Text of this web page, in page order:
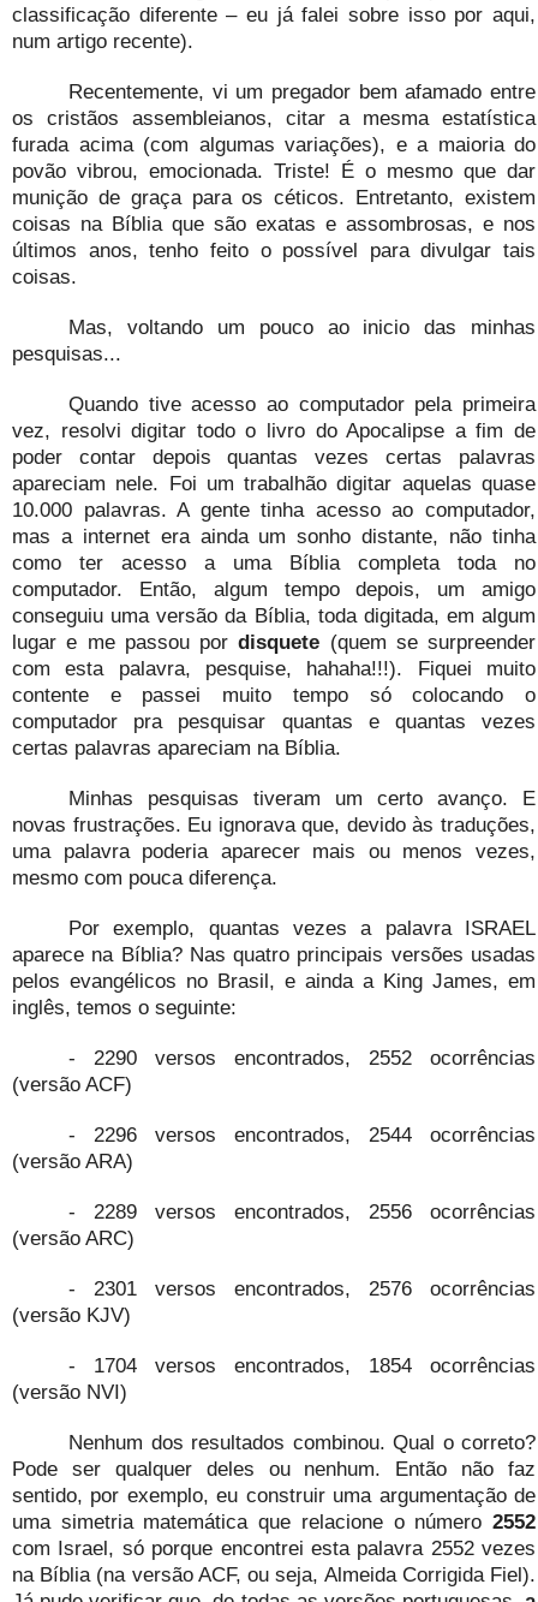
classificação diferente – eu já falei sobre isso por aqui,
num artigo recente).
Recentemente, vi um pregador bem afamado entre
os cristãos assembleianos, citar a mesma estatística
furada acima (com algumas variações), e a maioria do
povão vibrou, emocionada. Triste! É o mesmo que dar
munição de graça para os céticos. Entretanto, existem
coisas na Bíblia que são exatas e assombrosas, e nos
últimos anos, tenho feito o possível para divulgar tais
coisas.
Mas, voltando um pouco ao inicio das minhas
pesquisas...
Quando tive acesso ao computador pela primeira
vez, resolvi digitar todo o livro do Apocalipse a fim de
poder contar depois quantas vezes certas palavras
apareciam nele. Foi um trabalhão digitar aquelas quase
10.000 palavras. A gente tinha acesso ao computador,
mas a internet era ainda um sonho distante, não tinha
como ter acesso a uma Bíblia completa toda no
computador. Então, algum tempo depois, um amigo
conseguiu uma versão da Bíblia, toda digitada, em algum
lugar e me passou pordisquete (quem se surpreender
com esta palavra, pesquise, hahaha!!!). Fiquei muito
contente e passei muito tempo só colocando o
computador pra pesquisar quantas e quantas vezes
certas palavras apareciam na Bíblia.
Minhas pesquisas tiveram um certo avanço. E
novas frustrações. Eu ignorava que, devido às traduções,
uma palavra poderia aparecer mais ou menos vezes,
mesmo com pouca diferença.
Por exemplo, quantas vezes a palavra ISRAEL
aparece na Bíblia? Nas quatro principais versões usadas
pelos evangélicos no Brasil, e ainda a King James, em
inglês, temos o seguinte:
- 2290 versos encontrados, 2552 ocorrências
(versão ACF)
- 2296 versos encontrados, 2544 ocorrências
(versão ARA)
- 2289 versos encontrados, 2556 ocorrências
(versão ARC)
- 2301 versos encontrados, 2576 ocorrências
(versão KJV)
- 1704 versos encontrados, 1854 ocorrências
(versão NVI)
Nenhum dos resultados combinou. Qual o correto?
Pode ser qualquer deles ou nenhum. Então não faz
sentido, por exemplo, eu construir uma argumentação de
uma simetria matemática que relacione o número 2552
com Israel, só porque encontrei esta palavra 2552 vezes
na Bíblia (na versão ACF, ou seja, Almeida Corrigida Fiel).